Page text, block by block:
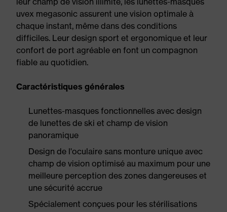
uvex megasonic assurent une vision optimale à
chaque instant, même dans des conditions
difficiles. Leur design sport et ergonomique et leur
confort de port agréable en font un compagnon
fiable au quotidien.
Caractéristiques générales
Lunettes-masques fonctionnelles avec design
de lunettes de ski et champ de vision
panoramique
Design de l'oculaire sans monture unique avec
champ de vision optimisé au maximum pour une
meilleure perception des zones dangereuses et
une sécurité accrue
Spécialement conçues pour les stérilisations